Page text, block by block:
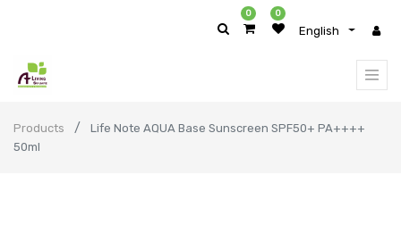
English
0 0
Products
Life Note AQUA Base Sunscreen SPF50+ PA++++
50ml